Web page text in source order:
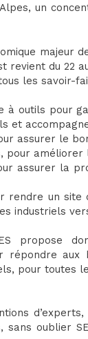
un
majeur
revient du 22
les savoir-
à outils pour
et
assurer le
pour
assurer la
rendre un
industriels
propose
répondre
pour toutes
sans oublier